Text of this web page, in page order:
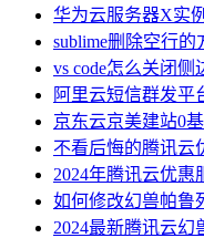
华为云服务器X实
sublime删除空行的
vs code怎么关闭侧
阿里云短信群发平
京东云京美建站0
不看后悔的腾讯云
2024年腾讯云优
如何修改幻兽帕鲁
2024最新腾讯云幻